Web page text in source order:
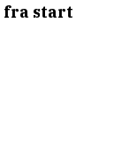
fra start